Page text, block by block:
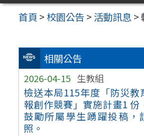
首頁 >校園公告 > 活動訊息 >
相關公告
2026-04-15 生教組
檢送本局115年度「防災教
報創作競賽」實施計畫1 份
鼓勵所屬學生踴躍投稿，
照。